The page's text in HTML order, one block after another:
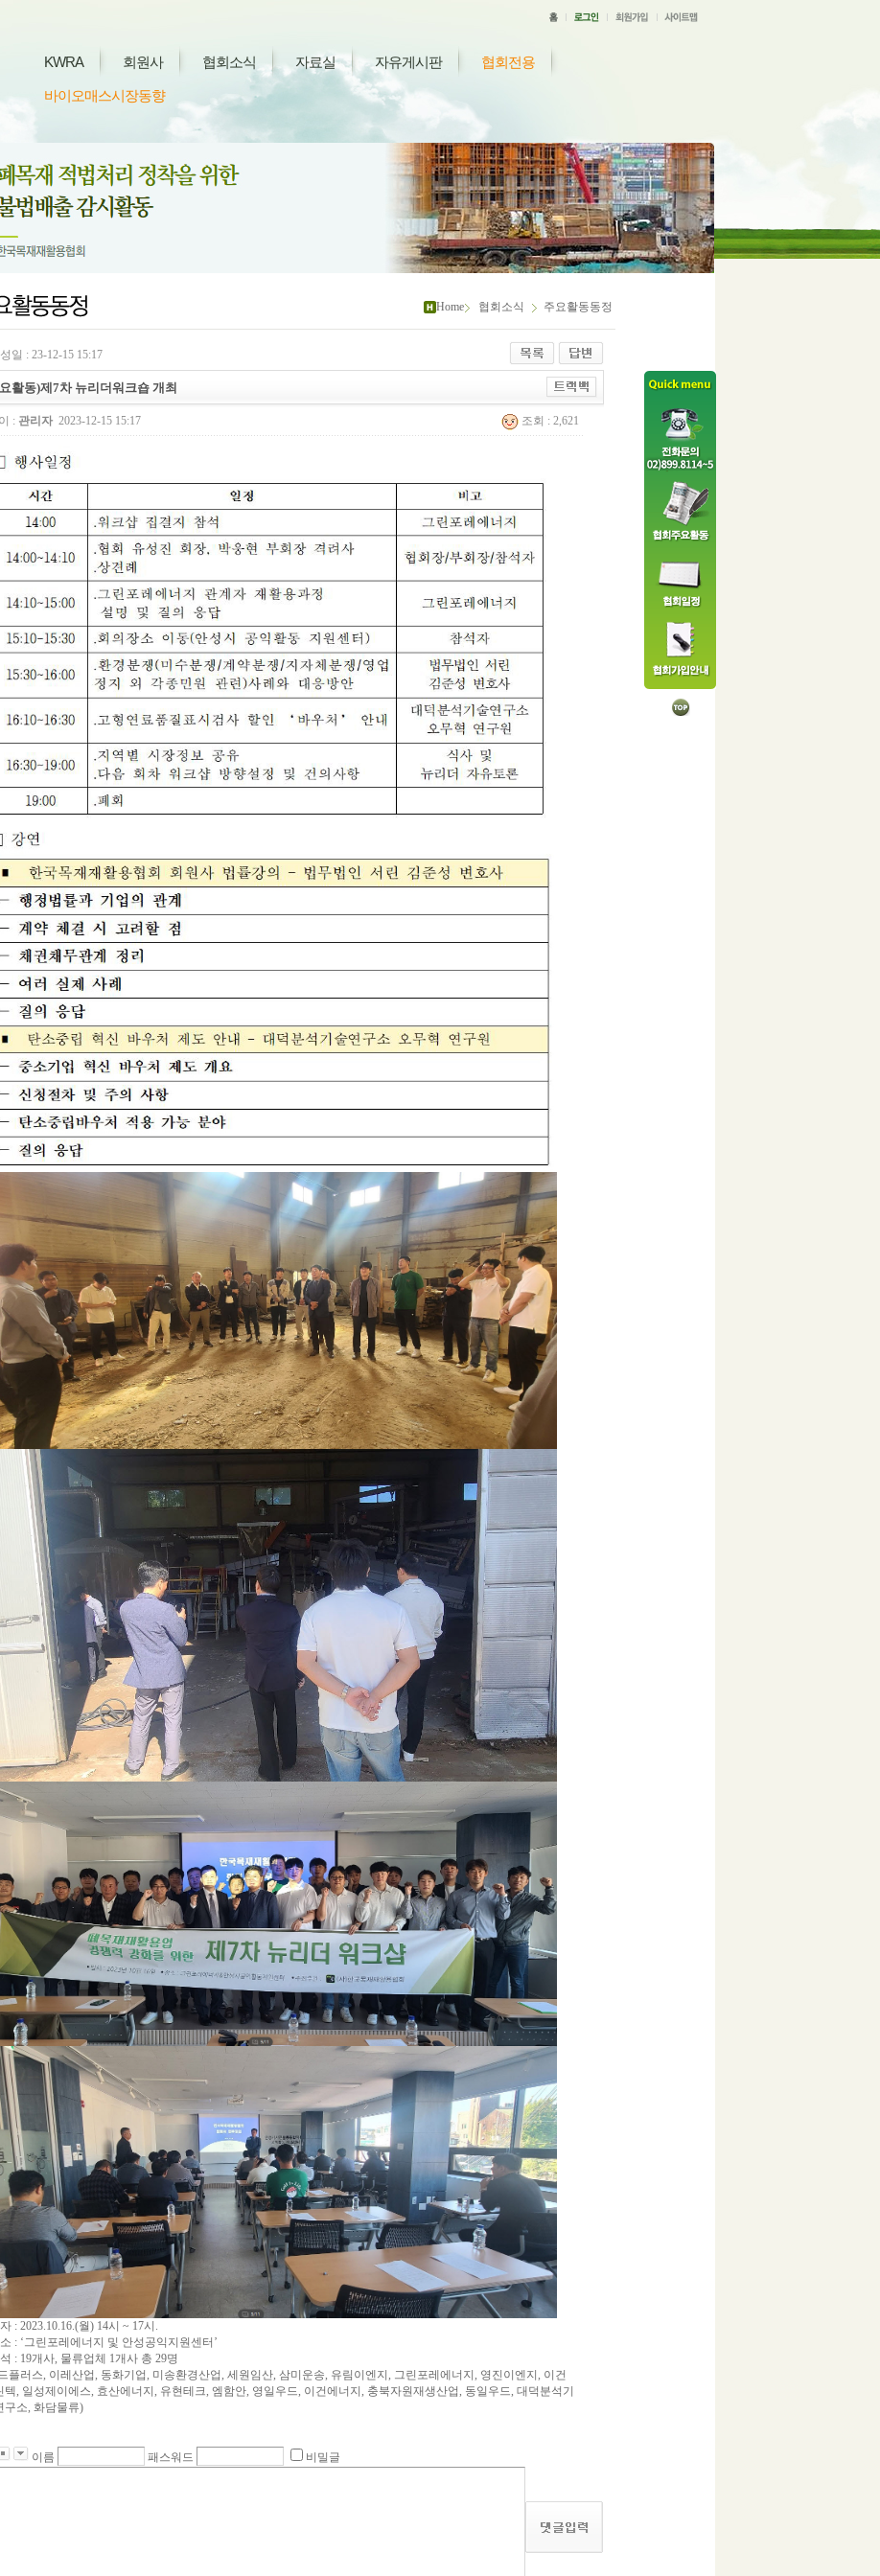
KWRA 회원사 협회소식 자료실 자유게시판 협회전용
바이오매스시장동향
Home 협회소식 주요활동동정
일 : 23-12-15 15:17
활동)제7차 뉴리더워크숍 개최
: 관리자 2023-12-15 15:17 조회 : 2,621
: 2023.10.16.(월) 14시 ~ 17시.
: ‘그린포레에너지 및 안성공익지원센터’
: 19개사, 물류업체 1개사 총 29명
플러스, 이레산업, 동화기업, 미송환경산업, 세원임산, 삼미운송, 유림이엔지, 그린포레에너지, 영진이엔지, 이건
텍, 일성제이에스, 효산에너지, 유현테크, 엠함안, 영일우드, 이건에너지, 충북자원재생산업, 동일우드, 대덕분석기
구소, 화담물류)
이름 패스워드 비밀글